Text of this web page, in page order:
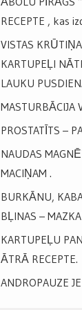
RECEPTE , kas
VISTAS
KARTUPEĻI
LAUKU
MASTURBĀCIJA
PROSTATĪTS –
NAUDAS
MACIŅAM .
BURKĀNU,
BĻINAS –
KARTUPEĻU
ĀTRĀ RECEPTE.
ANDROPAUZE